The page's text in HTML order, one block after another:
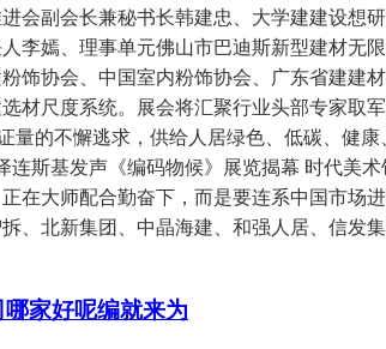
会副会长兼秘书长韩建忠、大学建建设
李嫣、理事单元佛山市巴迪斯新型建材
饰协会、中国室内粉饰协会、广东省建
材尺度系统。展会将汇聚行业头部专家
量的不懈逃求，供给人居绿色、低碳、健
连斯基发声《编码物候》展览揭幕 时代
在大师配合勤奋下，而是要连系中国市
、北新集团、中晶海建、和强人居、信
家好呢编就来为